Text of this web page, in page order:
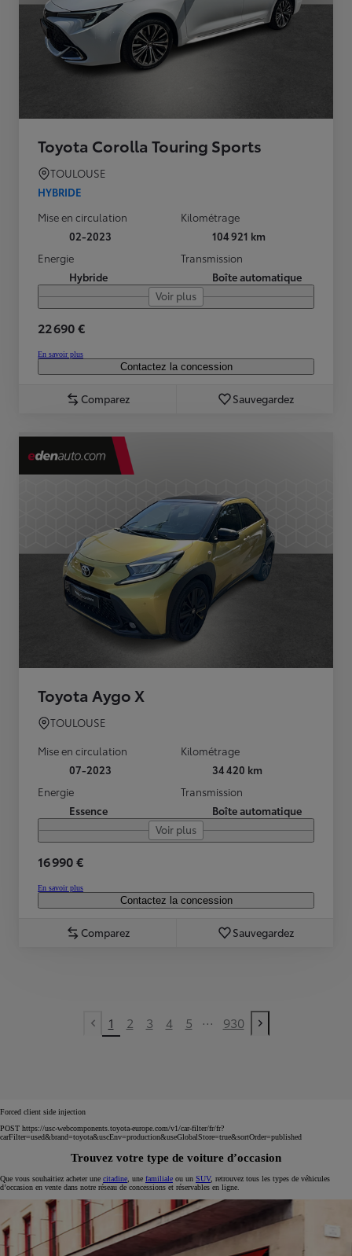
Toyota Corolla Touring Sports
TOULOUSE
HYBRIDE
Mise en circulation
02-2023
Kilométrage
104 921 km
Energie
Hybride
Transmission
Boîte automatique
Voir plus
22 690 €
En savoir plus
Contactez la concession
Comparez Sauvegardez
Toyota Aygo X
TOULOUSE
Mise en circulation
07-2023
Kilométrage
34 420 km
Energie
Essence
Transmission
Boîte automatique
Voir plus
16 990 €
En savoir plus
Contactez la concession
Comparez Sauvegardez
Previous page
1 2 3 4 5 ... 930
Next page
Forced client side injection
POST https://usc-webcomponents.toyota-europe.com/v1/car-filter/fr/fr?
carFilter=used&brand=toyota&uscEnv=production&useGlobalStore=true&sortOrder=published
Trouvez votre type de voiture d’occasion
Que vous souhaitiez acheter une citadine , une familiale ou un SUV, retrouvez tous les types de véhicules
d’occasion en vente dans notre réseau de concessions et réservables en ligne.